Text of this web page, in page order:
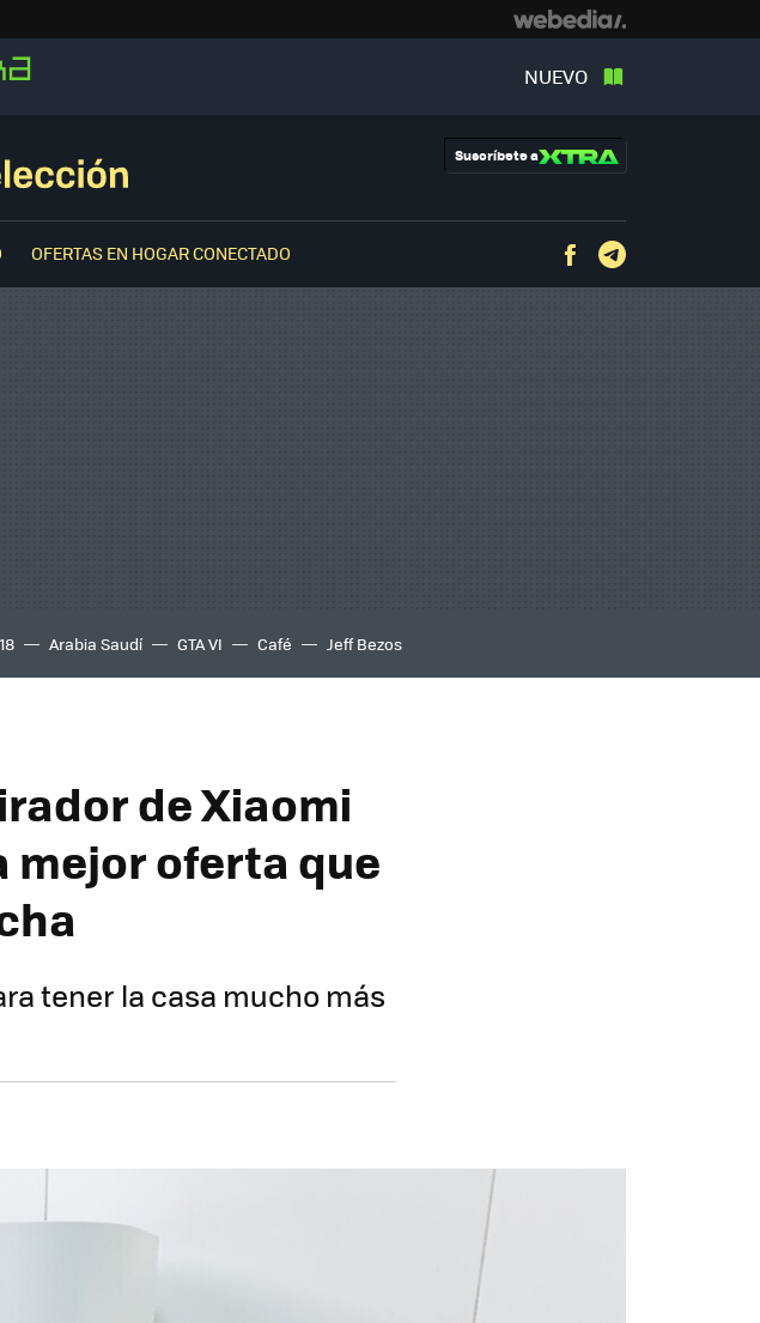
NUEVO
Suscríbete a
OFERTAS EN HOGAR CONECTADO Facebook
Arabia Saudí GTA VI Café Jeff Bezos
de Xiaomi
mejor oferta que
tener la casa mucho más